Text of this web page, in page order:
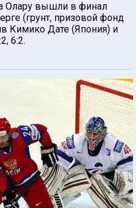
Олару вышли в финал
(грунт, призовой фонд
Кимико Дате (Япония) и
6:2.